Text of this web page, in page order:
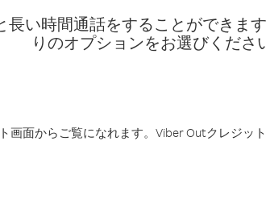
い時間通話をすることができま
りのオプションをお選びくださ
画面からご覧になれます。Viber Outクレジッ